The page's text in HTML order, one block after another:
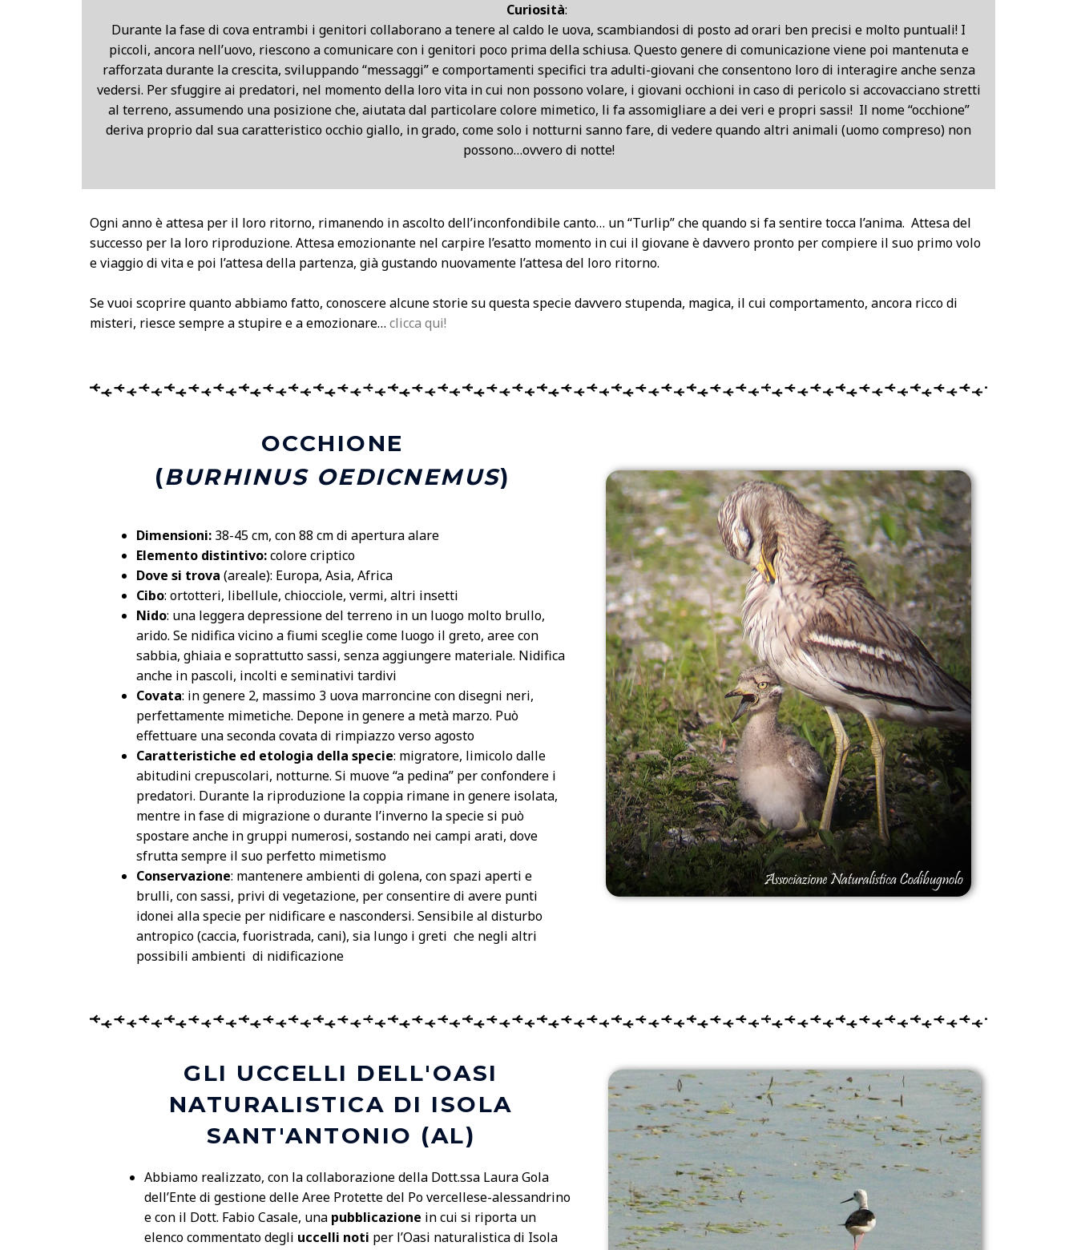
Curiosità:
Durante la fase di cova entrambi i genitori collaborano a tenere al caldo le uova, scambiandosi di posto ad orari ben precisi e molto puntuali! I
piccoli, ancora nell’uovo, riescono a comunicare con i genitori poco prima della schiusa. Questo genere di comunicazione viene poi mantenuta e
rafforzata durante la crescita, sviluppando “messaggi” e comportamenti specifici tra adulti-giovani che consentono loro di interagire anche senza
vedersi. Per sfuggire ai predatori, nel momento della loro vita in cui non possono volare, i giovani occhioni in caso di pericolo si accovacciano stretti
al terreno, assumendo una posizione che, aiutata dal particolare colore mimetico, li fa assomigliare a dei veri e propri sassi! Il nome “occhione”
deriva proprio dal sua caratteristico occhio giallo, in grado, come solo i notturni sanno fare, di vedere quando altri animali (uomo compreso) non
possono…ovvero di notte!
Ogni anno è attesa per il loro ritorno, rimanendo in ascolto dell’inconfondibile canto… un “Turlip” che quando si fa sentire tocca l’anima. Attesa del
successo per la loro riproduzione. Attesa emozionante nel carpire l’esatto momento in cui il giovane è davvero pronto per compiere il suo primo volo
e viaggio di vita e poi l’attesa della partenza, già gustando nuovamente l’attesa del loro ritorno.
Se vuoi scoprire quanto abbiamo fatto, conoscere alcune storie su questa specie davvero stupenda, magica, il cui comportamento, ancora ricco di
misteri, riescesemprea stupire e a emozionare… clicca qui!
OCCHIONE
(BURHINUS OEDICNEMUS)
Dimensioni: 38-45 cm, con 88 cm di apertura alare
Elemento distintivo:colore criptico
Dove si trova (areale): Europa, Asia, Africa
Cibo: ortotteri, libellule, chiocciole, vermi, altri insetti
Nido: una leggera depressione del terreno in un luogo molto brullo,
arido. Se nidifica vicino a fiumi sceglie come luogo il greto, aree con
sabbia, ghiaia e soprattutto sassi, senza aggiungere materiale. Nidifica
anche in pascoli, incolti e seminativi tardivi
Covata: in genere 2, massimo 3 uova marroncine con disegni neri,
perfettamente mimetiche. Depone in genere a metà marzo. Può
effettuare una seconda covata di rimpiazzo verso agosto
Caratteristiche ed etologia della specie: migratore, limicolo dalle
abitudini crepuscolari, notturne. Si muove “a pedina” per confondere i
predatori. Durante la riproduzione la coppia rimane in genere isolata,
mentre in fase di migrazione o durante l’inverno la specie si può
spostare anche in gruppi numerosi, sostando nei campi arati, dove
sfrutta sempre il suo perfetto mimetismo
Conservazione: mantenere ambienti di golena, con spazi aperti e
brulli, con sassi, privi di vegetazione, per consentire di avere punti
idonei alla specie per nidificare e nascondersi. Sensibile al disturbo
antropico (caccia, fuoristrada, cani), sia lungo i greti che negli altri
possibili ambienti di nidificazione
GLI UCCELLI DELL'OASI
NATURALISTICA DI ISOLA
SANT'ANTONIO (AL)
Abbiamo realizzato, con la collaborazione della Dott.ssa Laura Gola
dell’Ente di gestione delle Aree Protette del Po vercellese-alessandrino
e con il Dott. Fabio Casale, una pubblicazione in cui si riporta un
elenco commentato degli uccelli noti per l’Oasi naturalistica di Isola